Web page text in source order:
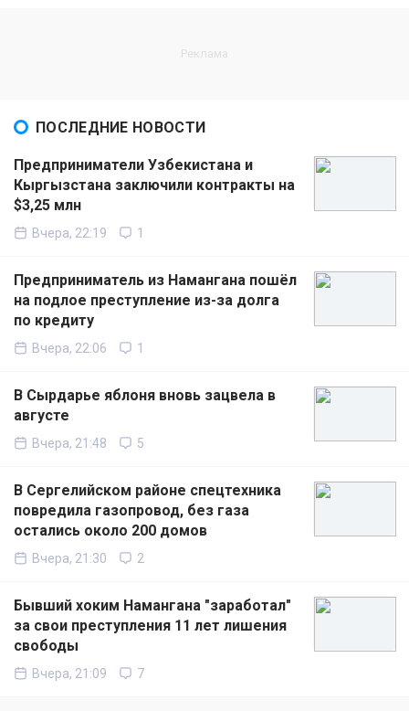
ПОСЛЕДНИЕ НОВОСТИ
Предприниматели Узбекистана и
Кыргызстана заключили контракты на
$3,25 млн
Вчера, 22:19 1
Предприниматель из Намангана пошёл
на подлое преступление из-за долга
по кредиту
Вчера, 22:06 1
В Сырдарье яблоня вновь зацвела в
августе
Вчера, 21:48 5
В Сергелийском районе спецтехника
повредила газопровод, без газа
остались около 200 домов
Вчера, 21:30 2
Бывший хоким Намангана "заработал"
за свои преступления 11 лет лишения
свободы
Вчера, 21:09 7